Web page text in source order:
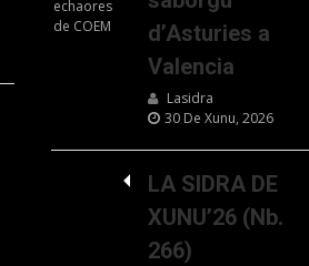
d’Asturies a
Valencia
Lasidra
30 De Xunu, 2026
LA SIDRA DE
XUNU’26 (Nb.
266)